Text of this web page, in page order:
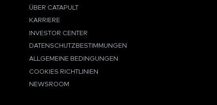
ÜBER CATAPULT
KARRIERE
INVESTOR CENTER
DATENSCHUTZBESTIMMUNGEN
ALLGEMEINE BEDINGUNGEN
COOKIES RICHTLINIEN
NEWSROOM